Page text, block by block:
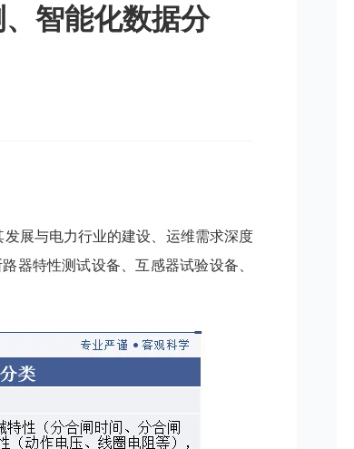
智能化数据分
展与电力行业的建设、运维需求深度
器特性测试设备、互感器试验设备、